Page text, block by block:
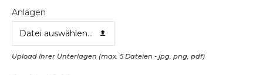
Anlagen
Datei auswählen...
Upload Ihrer Unterlagen (max. 5 Dateien - jpg, png, pdf)